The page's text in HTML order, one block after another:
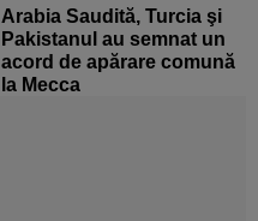
Arabia Saudită, Turcia şi
Pakistanul au semnat un
acord de apărare comună
la Mecca